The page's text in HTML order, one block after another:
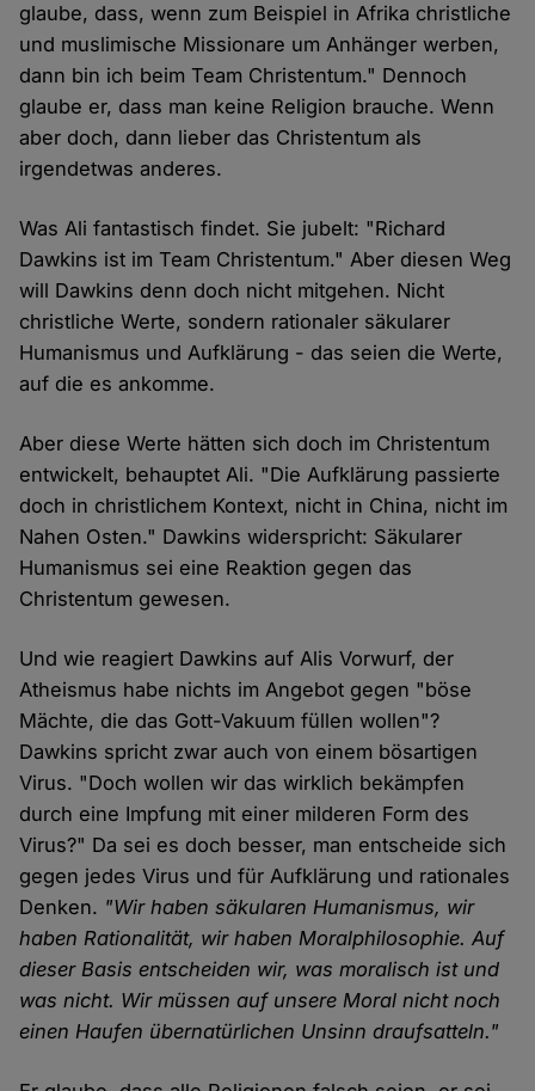
glaube, dass, wenn zum Beispiel in Afrika christliche
und muslimische Missionare um Anhänger werben,
dann bin ich beim Team Christentum." Dennoch
glaube er, dass man keine Religion brauche. Wenn
aber doch, dann lieber das Christentum als
irgendetwas anderes.
Was Ali fantastisch findet. Sie jubelt: "Richard
Dawkins ist im Team Christentum." Aber diesen Weg
will Dawkins denn doch nicht mitgehen. Nicht
christliche Werte, sondern rationaler säkularer
Humanismus und Aufklärung - das seien die Werte,
auf die es ankomme.
Aber diese Werte hätten sich doch im Christentum
entwickelt, behauptet Ali. "Die Aufklärung passierte
doch in christlichem Kontext, nicht in China, nicht im
Nahen Osten." Dawkins widerspricht: Säkularer
Humanismus sei eine Reaktion gegen das
Christentum gewesen.
Und wie reagiert Dawkins auf Alis Vorwurf, der
Atheismus habe nichts im Angebot gegen "böse
Mächte, die das Gott-Vakuum füllen wollen"?
Dawkins spricht zwar auch von einem bösartigen
Virus. "Doch wollen wir das wirklich bekämpfen
durch eine Impfung mit einer milderen Form des
Virus?" Da sei es doch besser, man entscheide sich
gegen jedes Virus und für Aufklärung und rationales
Denken. "Wir haben säkularen Humanismus, wir
haben Rationalität, wir haben Moralphilosophie. Auf
dieser Basis entscheiden wir, was moralisch ist und
was nicht. Wir müssen auf unsere Moral nicht noch
einen Haufen übernatürlichen Unsinn draufsatteln."